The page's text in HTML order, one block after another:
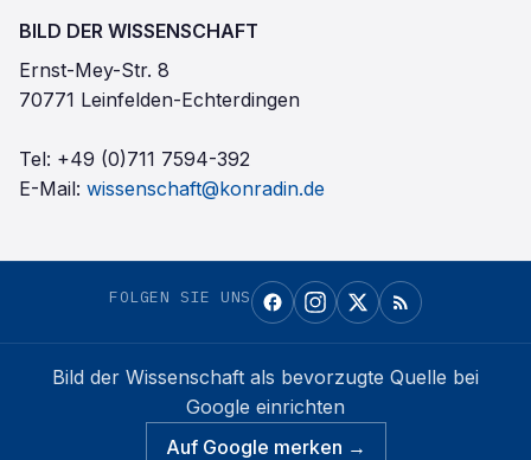
BILD DER WISSENSCHAFT
Ernst-Mey-Str. 8
70771 Leinfelden-Echterdingen
Tel: +49 (0)711 7594-392
E-Mail: wissenschaft@konradin.de
FOLGEN SIE UNS
Bild der Wissenschaft als bevorzugte Quelle bei
Google einrichten
Auf Google merken →